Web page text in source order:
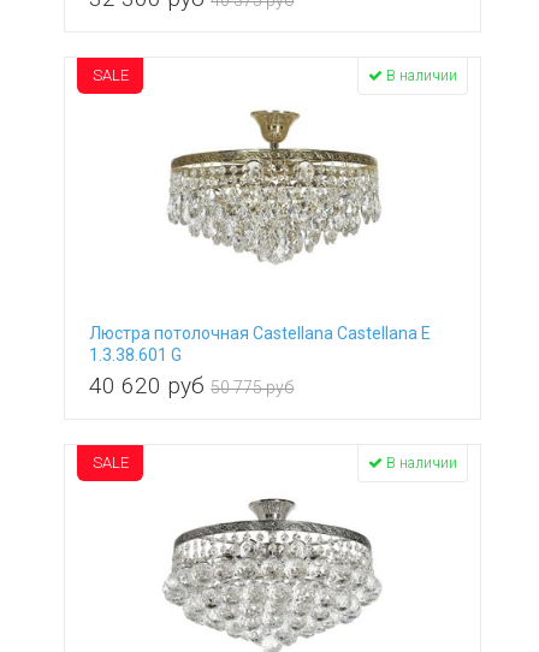
Люстра потолочная Castellana Castellana E
1.3.38.601 G
40 620 руб 50 775 руб
SALE В наличии
SALE В наличии